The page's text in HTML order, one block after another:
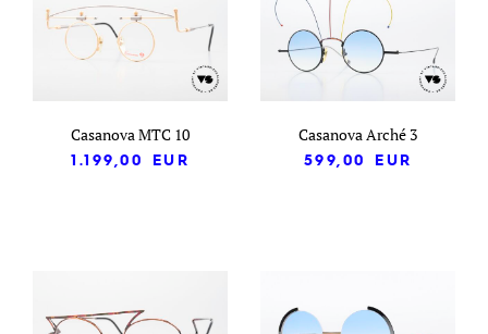
Casanova MTC 10
1.199,00
EUR
Casanova Arché 3
599,00
EUR